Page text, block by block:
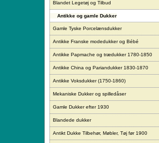
Blandet Legetøj og Tilbud
Antikke og gamle Dukker
Gamle Tyske Porcelænsdukker
Antikke Franske modedukker og Bébé
Antikke Papmache og trædukker 1780-1850
Antikke China og Pariandukker 1830-1870
Antikke Voksdukker (1750-1860)
Mekaniske Dukker og spilledåser
Gamle Dukker efter 1930
Blandede dukker
Antikt Dukke Tilbehør, Møbler, Tøj før 1900